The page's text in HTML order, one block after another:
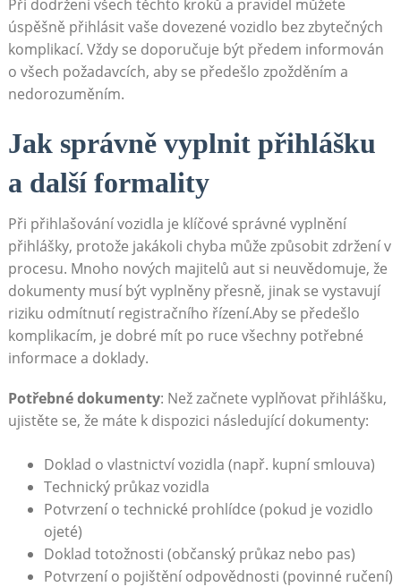
Při dodržení všech těchto kroků a pravidel můžete
úspěšně přihlásit vaše dovezené vozidlo bez zbytečných
komplikací. Vždy se doporučuje být předem informován
o všech požadavcích, aby se předešlo zpožděním a
nedorozuměním.
Jak správně vyplnit přihlášku
a další formality
Při přihlašování vozidla je klíčové správné vyplnění
přihlášky, protože jakákoli chyba může způsobit zdržení v
procesu. Mnoho nových majitelů aut si neuvědomuje, že
dokumenty musí být vyplněny přesně, jinak se vystavují
riziku odmítnutí registračního řízení.Aby se předešlo
komplikacím, je dobré mít po ruce všechny potřebné
informace a doklady.
Potřebné dokumenty: Než začnete vyplňovat přihlášku,
ujistěte se, že máte k dispozici následující dokumenty:
Doklad o vlastnictví vozidla (např. kupní smlouva)
Technický průkaz vozidla
Potvrzení o technické prohlídce (pokud je vozidlo
ojeté)
Doklad totožnosti (občanský průkaz nebo pas)
Potvrzení o pojištění odpovědnosti (povinné ručení)